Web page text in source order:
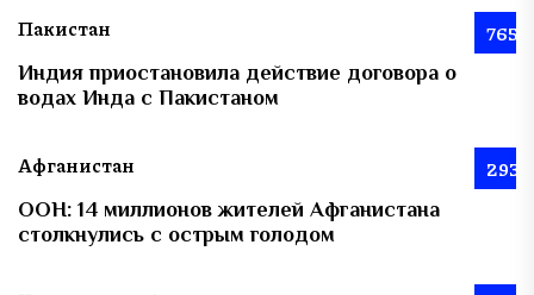
Пакистан 765
Индия приостановила действие договора о
водах Инда с Пакистаном
Афганистан 293
ООН: 14 миллионов жителей Афганистана
столкнулись с острым голодом